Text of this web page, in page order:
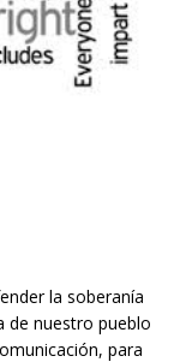
la soberanía
de nuestro pueblo
para